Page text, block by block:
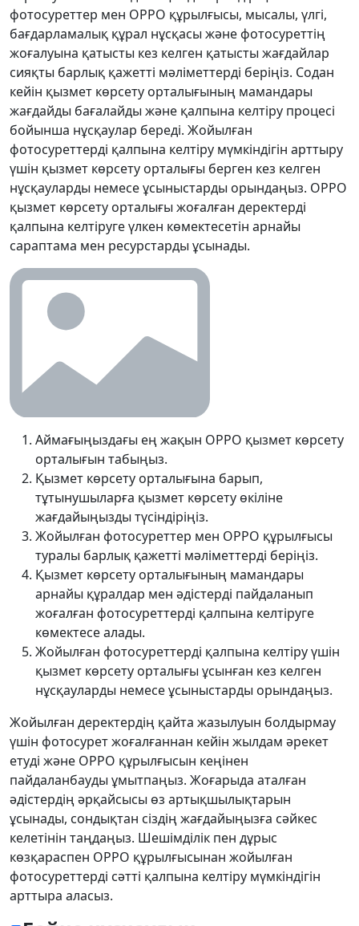
фотосуреттер мен OPPO құрылғысы, мысалы, үлгі,
бағдарламалық құрал нұсқасы және фотосуреттің
жоғалуына қатысты кез келген қатысты жағдайлар
сияқты барлық қажетті мәліметтерді беріңіз. Содан
кейін қызмет көрсету орталығының мамандары
жағдайды бағалайды және қалпына келтіру процесі
бойынша нұсқаулар береді. Жойылған
фотосуреттерді қалпына келтіру мүмкіндігін арттыру
үшін қызмет көрсету орталығы берген кез келген
нұсқауларды немесе ұсыныстарды орындаңыз. OPPO
қызмет көрсету орталығы жоғалған деректерді
қалпына келтіруге үлкен көмектесетін арнайы
сараптама мен ресурстарды ұсынады.
Аймағыңыздағы ең жақын OPPO қызмет көрсету
орталығын табыңыз.
Қызмет көрсету орталығына барып,
тұтынушыларға қызмет көрсету өкіліне
жағдайыңызды түсіндіріңіз.
Жойылған фотосуреттер мен OPPO құрылғысы
туралы барлық қажетті мәліметтерді беріңіз.
Қызмет көрсету орталығының мамандары
арнайы құралдар мен әдістерді пайдаланып
жоғалған фотосуреттерді қалпына келтіруге
көмектесе алады.
Жойылған фотосуреттерді қалпына келтіру үшін
қызмет көрсету орталығы ұсынған кез келген
нұсқауларды немесе ұсыныстарды орындаңыз.
Жойылған деректердің қайта жазылуын болдырмау
үшін фотосурет жоғалғаннан кейін жылдам әрекет
етуді және OPPO құрылғысын кеңінен
пайдаланбауды ұмытпаңыз. Жоғарыда аталған
әдістердің әрқайсысы өз артықшылықтарын
ұсынады, сондықтан сіздің жағдайыңызға сәйкес
келетінін таңдаңыз. Шешімділік пен дұрыс
көзқараспен OPPO құрылғысынан жойылған
фотосуреттерді сәтті қалпына келтіру мүмкіндігін
арттыра аласыз.